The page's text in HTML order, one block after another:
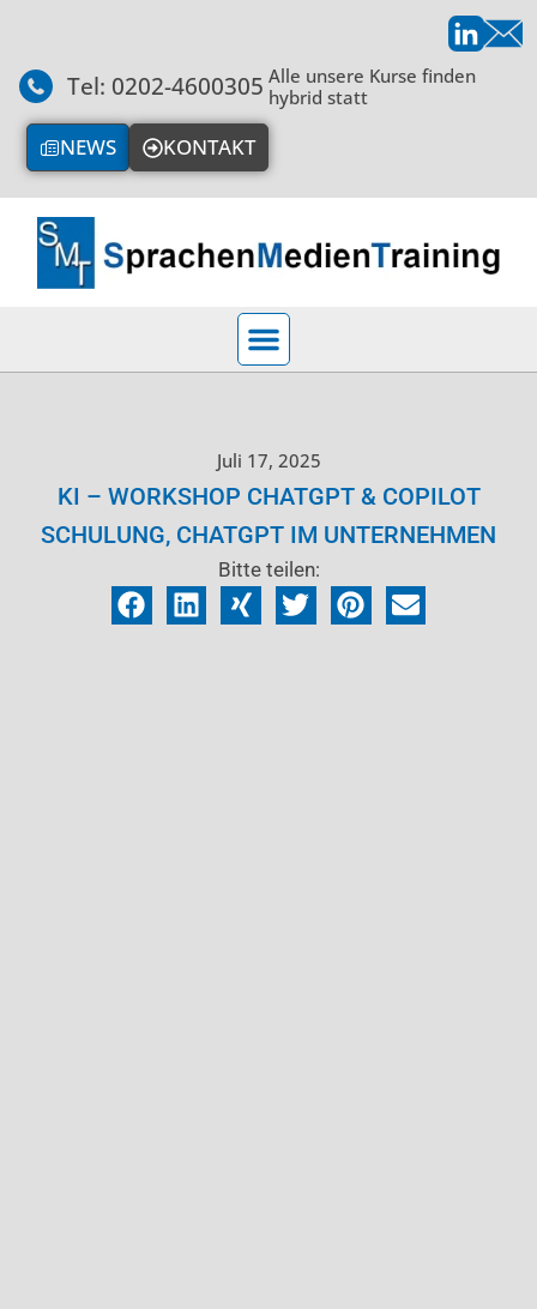
Tel: 0202-4600305 Alle unsere Kurse finden
hybrid statt
NEWS KONTAKT
Juli 17, 2025
KI – WORKSHOP CHATGPT & COPILOT
SCHULUNG, CHATGPT IM UNTERNEHMEN
Bitte teilen: